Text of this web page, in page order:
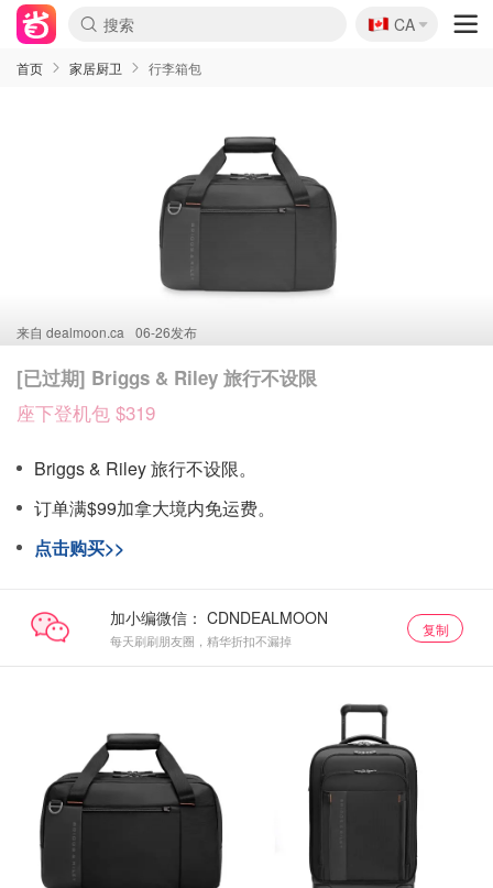
🇨🇦
CA
首页 家居厨卫 行李箱包
来自 dealmoon.ca 06-26发布
[已过期] Briggs & Riley 旅行不设限
座下登机包 $319
Briggs & Riley 旅行不设限。
订单满$99加拿大境内免运费。
点击购买>>
加小编微信：
每天刷刷朋友圈，精华折扣不漏掉
复制